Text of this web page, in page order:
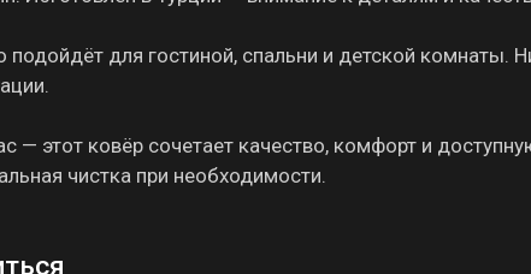
для гостиной, спальни и детской комнаты.
— этот ковёр сочетает качество, комфорт и
чистка при необходимости.